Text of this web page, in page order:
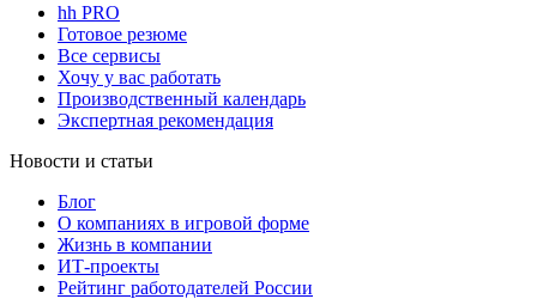
hh PRO
Готовое резюме
Все сервисы
Хочу у вас работать
Производственный календарь
Экспертная рекомендация
Новости и статьи
Блог
О компаниях в игровой форме
Жизнь в компании
ИТ-проекты
Рейтинг работодателей России